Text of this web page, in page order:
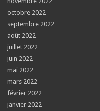
octobre 2022
septembre 2022
août 2022
juillet 2022
juin 2022
mai 2022
mars 2022
février 2022
janvier 2022